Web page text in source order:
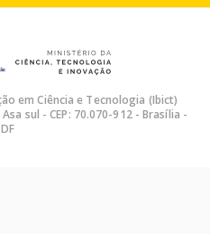
em Ciência e Tecnologia (Ibict)
sul - CEP: 70.070-912 - Brasília -
DF